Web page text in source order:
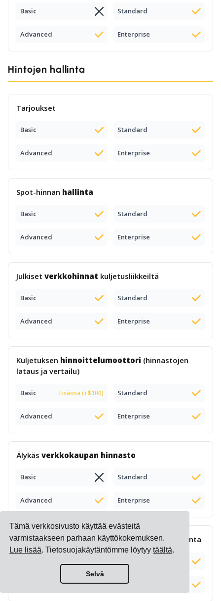
Tämä verkkosivusto käyttää evästeitä
varmistaakseen parhaan käyttökokemuksen.
Lue lisää. Tietosuojakäytäntömme löytyytäältä.
Selvä
Basic Standard
Advanced Enterprise
Hintojen hallinta
Tarjoukset
Basic Standard
Advanced Enterprise
Spot-hinnan hallinta
Basic Standard
Advanced Enterprise
Julkiset verkkohinnat kuljetusliikkeiltä
Basic Standard
Advanced Enterprise
Kuljetuksen hinnoittelumoottori (hinnastojen
lataus ja vertailu)
Basic Lisäosa (+$100) Standard
Advanced Enterprise
Älykäs verkkokaupan hinnasto
Basic Standard
Advanced Enterprise
Monimutkainenlisämaksujen laskentaja hallinta
Enterprise